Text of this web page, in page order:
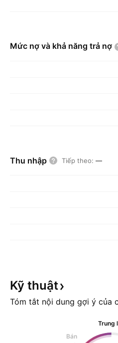
Mức nợ và khả năng trả nợ
Thu nhập Tiếp theo: —
Kỹ thuật
Tóm tắt nội dung gợi ý của
Trung
Bán